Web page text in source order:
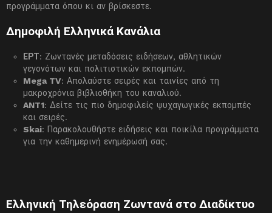
προγράμματα όπου κι αν βρίσκεστε.
Δημοφιλή Ελληνικά Κανάλια
ΕΡΤ: Ζωντανές μεταδόσεις ειδήσεων, αθλητικών
γεγονότων και πολιτιστικών εκπομπών.
Mega TV: Απολαύστε σειρές και ταινίες από τη
μακροχρόνια βιβλιοθήκη του καναλιού.
ANT1: Δείτε τις πιο δημοφιλείς ψυχαγωγικές εκπομπές
και σειρές.
Skai: Παρακολουθήστε ειδήσεις και ποικίλα προγράμματα
για την καθημερινή ενημέρωσή σας.
Ελληνική Τηλεόραση Ζωντανά στο Διαδίκτυο